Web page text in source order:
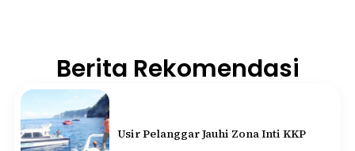
Berita Rekomendasi
Usir Pelanggar Jauhi Zona Inti KKP